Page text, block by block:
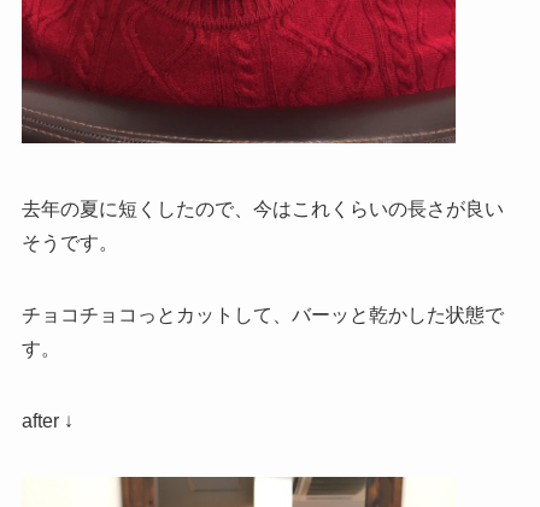
去年の夏に短くしたので、今はこれくらいの長さが良い
そうです。
チョコチョコっとカットして、バーッと乾かした状態で
す。
after ↓